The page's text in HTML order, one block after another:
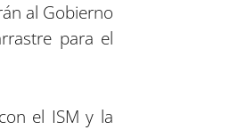
al Gobierno
para el
el ISM y la